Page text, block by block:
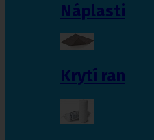
Náplasti
Krytí ran